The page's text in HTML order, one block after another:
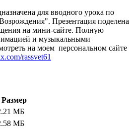
для вводного урока по
Презентация поделена
на мини-сайте. Полную
и музыкальными
на моем персональном сайте
rassvet61
Размер
МБ
МБ